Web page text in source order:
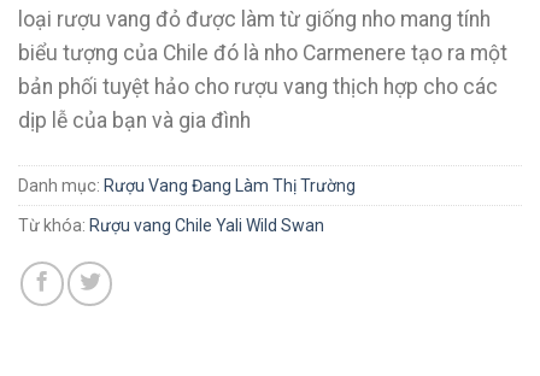
loại rượu vang đỏ được làm từ giống nho mang tính
biểu tượng của Chile đó là nho Carmenere tạo ra một
bản phối tuyệt hảo cho rượu vang thịch hợp cho các
dịp lễ của bạn và gia đình
Danh mục: Rượu Vang Đang Làm Thị Trường
Từ khóa: Rượu vang Chile Yali Wild Swan